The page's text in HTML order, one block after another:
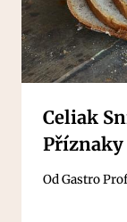
Celiak
Příznaky
OdGastro